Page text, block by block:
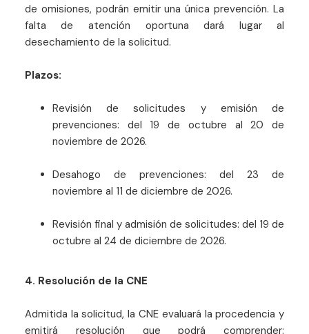
de omisiones, podrán emitir una única prevención. La
falta de atención oportuna dará lugar al
desechamiento de la solicitud.
Plazos:
Revisión de solicitudes y emisión de
prevenciones: del 19 de octubre al 20 de
noviembre de 2026.
Desahogo de prevenciones: del 23 de
noviembre al 11 de diciembre de 2026.
Revisión final y admisión de solicitudes: del 19 de
octubre al 24 de diciembre de 2026.
4. Resolución de la CNE
Admitida la solicitud, la CNE evaluará la procedencia y
emitirá resolución que podrá comprender: